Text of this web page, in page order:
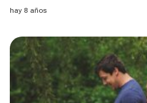
hay 8 años